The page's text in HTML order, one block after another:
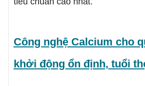
Công nghệ Calcium cho
khởi động ổn định, tuổi